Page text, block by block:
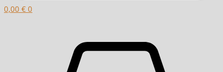
0,00 € 0